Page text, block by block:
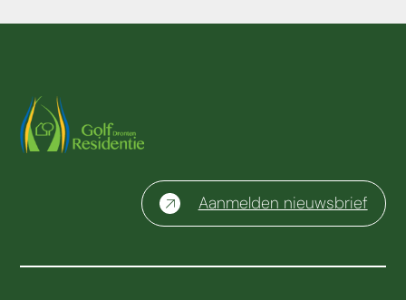
Aanmelden nieuwsbrief